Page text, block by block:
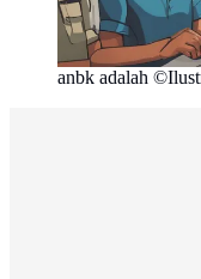
anbk adalah